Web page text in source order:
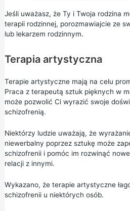
Jeśli uważasz, że Ty i Twoja rodzina
terapii rodzinnej, porozmawiajcie ze
lub lekarzem rodzinnym.
Terapia artystyczna
Terapie artystyczne mają na celu
Praca z terapeutą sztuk pięknych w
może pozwolić Ci wyrazić swoje
schizofrenią.
Niektórzy ludzie uważają, że
niewerbalny poprzez sztukę może
schizofrenii i pomóc im rozwinąć
relacji z innymi.
Wykazano, że terapie artystyczne
schizofrenii u niektórych osób.